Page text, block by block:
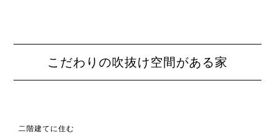
こだわりの吹抜け空間がある家
二階建てに住む